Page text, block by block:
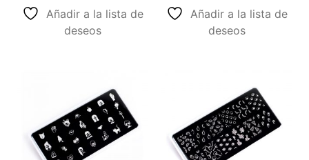
Añadir a la lista de
deseos
Añadir a la lista de
deseos